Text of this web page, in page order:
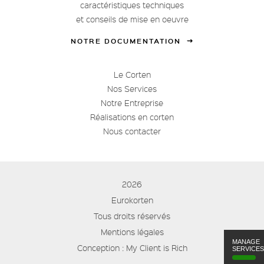
caractéristiques techniques
et conseils de mise en oeuvre
NOTRE DOCUMENTATION
Le Corten
Nos Services
Notre Entreprise
Réalisations en corten
Nous contacter
2026
Eurokorten
Tous droits réservés
Mentions légales
Conception : My Client is Rich
MANAGE
SERVICES